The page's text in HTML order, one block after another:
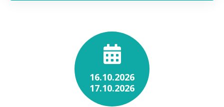
16.10.2026
17.10.2026